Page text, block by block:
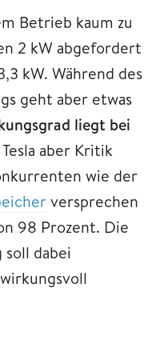
Betrieb kaum zu
2 kW abgefordert
kW. Während des
geht aber etwas
liegt bei
aber Kritik
wie der
versprechen
98 Prozent. Die
dabei